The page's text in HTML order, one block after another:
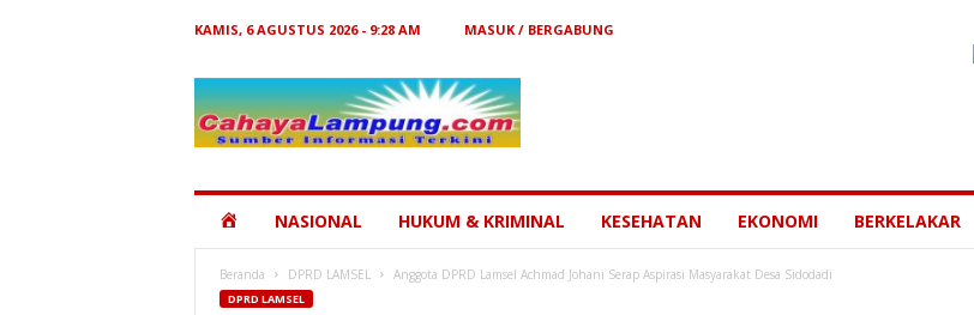
KAMIS, 6 AGUSTUS 2026 - 9:28 AM
MASUK / BERGABUNG
Lampung
HOMENASIONAL HUKUM & KRIMINAL KESEHATAN EKONOMI BERKELAKAR
Beranda DPRD LAMSEL Anggota DPRD Lamsel Achmad Johani Serap Aspirasi Masyarakat Desa Sidodadi
DPRD LAMSEL